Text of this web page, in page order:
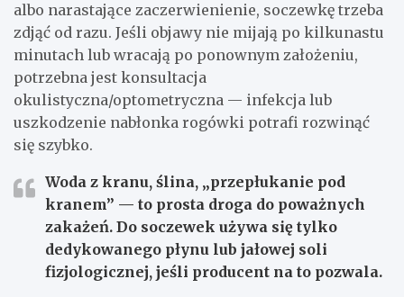
albo narastające zaczerwienienie, soczewkę trzeba
zdjąć od razu. Jeśli objawy nie mijają po kilkunastu
minutach lub wracają po ponownym założeniu,
potrzebna jest konsultacja
okulistyczna/optometryczna — infekcja lub
uszkodzenie nabłonka rogówki potrafi rozwinąć
się szybko.
Woda z kranu, ślina, „przepłukanie pod
kranem” — to prosta droga do poważnych
zakażeń. Do soczewek używa się tylko
dedykowanego płynu lub jałowej soli
fizjologicznej, jeśli producent na to pozwala.